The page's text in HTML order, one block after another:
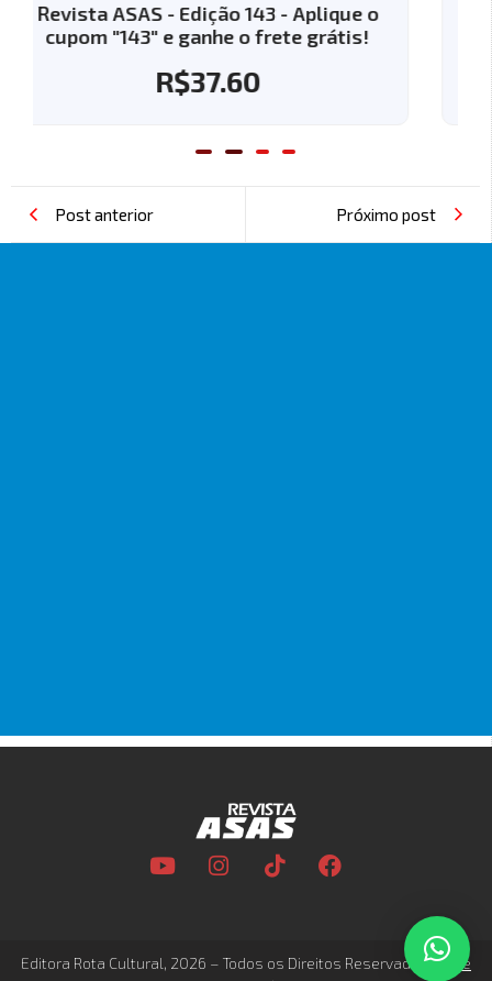
Revista ASAS - Edição 144 - Aplique o
cupom "144" e ganhe o frete grátis!
R$37.60
Post anterior Próximo post
Editora Rota Cultural, 2026 – Todos os Direitos Reservados –Site